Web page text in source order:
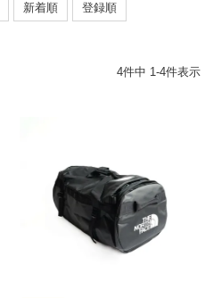
新着順
登録順
4件中 1-4件表示